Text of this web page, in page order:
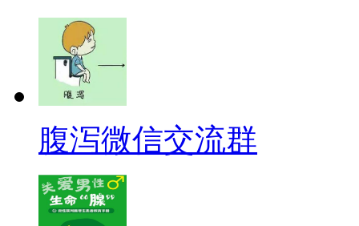
腹泻微信交流群